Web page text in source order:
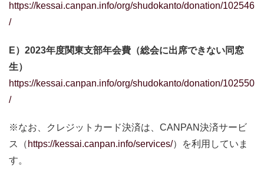
https://kessai.canpan.info/org/shudokanto/donation/102546
/
E）2023年度関東支部年会費（総会に出席できない同窓
生）
https://kessai.canpan.info/org/shudokanto/donation/102550
/
※なお、クレジットカード決済は、CANPAN決済サービ
ス（ https://kessai.canpan.info/services/）を利用していま
す。